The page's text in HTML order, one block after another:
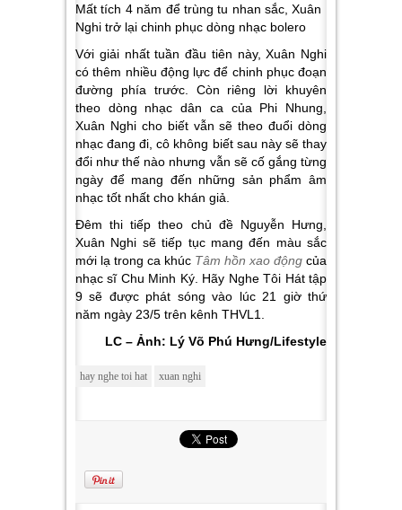
Với giải nhất tuần đầu tiên này, Xuân Nghi
có thêm nhiều động lực để chinh phục đoạn
đường phía trước. Còn riêng lời khuyên
theo dòng nhạc dân ca của Phi Nhung,
Xuân Nghi cho biết vẫn sẽ theo đuổi dòng
nhạc đang đi, cô không biết sau này sẽ thay
đổi như thế nào nhưng vẫn sẽ cố gắng từng
ngày để mang đến những sản phẩm âm
nhạc tốt nhất cho khán giả.
Đêm thi tiếp theo chủ đề Nguyễn Hưng,
Xuân Nghi sẽ tiếp tục mang đến màu sắc
mới lạ trong ca khúc Tâm hồn xao động của
nhạc sĩ Chu Minh Ký. Hãy Nghe Tôi Hát tập
9 sẽ được phát sóng vào lúc 21 giờ thứ
năm ngày 23/5 trên kênh THVL1.
LC – Ảnh: Lý Võ Phú Hưng/Lifestyle
hay nghe toi hat xuan nghi